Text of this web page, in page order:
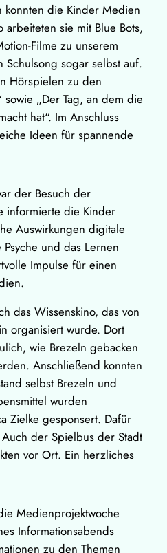
konnten die Kinder Medien
arbeiteten sie mit Blue Bots,
Filme zu unserem
sogar selbst auf.
Hörspielen zu den
„Der Tag, an dem die
hat“. Im Anschluss
Ideen für spannende
der Besuch der
informierte die Kinder
Auswirkungen digitale
und das Lernen
Impulse für einen
das Wissenskino, das von
organisiert wurde. Dort
wie Brezeln gebacken
Anschließend konnten
selbst Brezeln und
wurden
Zielke gesponsert. Dafür
der Spielbus der Stadt
vor Ort. Ein herzliches
Medienprojektwoche
Informationsabends
zu den Themen